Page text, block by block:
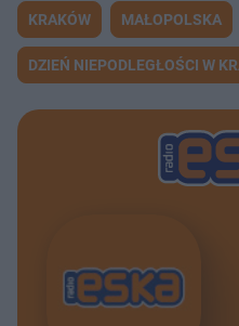
KRAKÓW MAŁOPOLSKA
DZIEŃ NIEPODLEGŁOŚCI W